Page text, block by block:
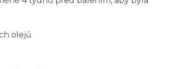
olejů